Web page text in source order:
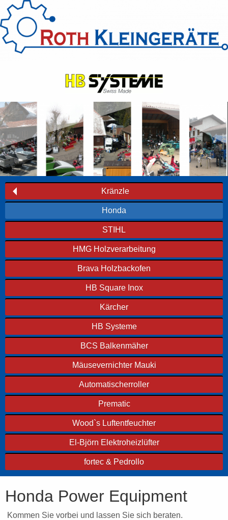
Kränzle
Honda
STIHL
HMG Holzverarbeitung
Brava Holzbackofen
HB Square Inox
Kärcher
HB Systeme
BCS Balkenmäher
Mäusevernichter Mauki
Automatischerroller
Prematic
Wood`s Luftentfeuchter
El-Björn Elektroheizlüfter
fortec & Pedrollo
Honda Power Equipment
Kommen Sie vorbei und lassen Sie sich beraten.